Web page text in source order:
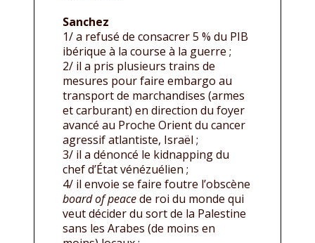
Sanchez
1/ a refusé de consacrer 5 % du PIB
ibérique à la course à la guerre ;
2/ il a pris plusieurs trains de
mesures pour faire embargo au
transport de marchandises (armes
et carburant) en direction du foyer
avancé au Proche Orient du cancer
agressif atlantiste, Israël ;
3/ il a dénoncé le kidnapping du
chef d’État vénézuélien ;
4/ il envoie se faire foutre l’obscène
board of peacede roi du monde qui
veut décider du sort de la Palestine
sans les Arabes (de moins en